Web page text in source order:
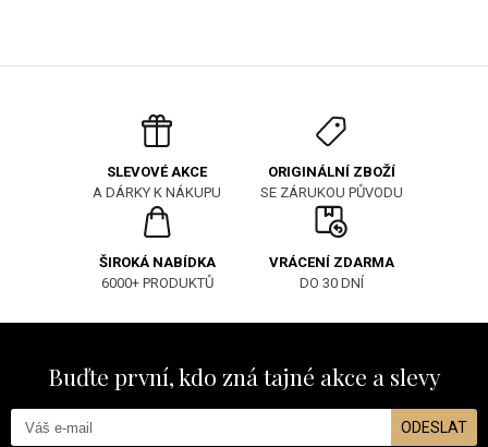
SLEVOVÉ AKCE
A DÁRKY K NÁKUPU
ORIGINÁLNÍ ZBOŽÍ
SE ZÁRUKOU PŮVODU
ŠIROKÁ NABÍDKA
6000+ PRODUKTŮ
VRÁCENÍ ZDARMA
DO 30 DNÍ
Buďte první, kdo zná tajné akce a slevy
ODESLAT